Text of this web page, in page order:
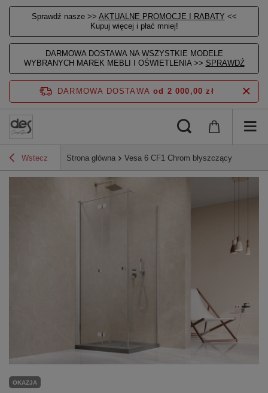
Sprawdź nasze >> AKTUALNE PROMOCJE I RABATY <<
Kupuj więcej i płać mniej!
DARMOWA DOSTAWA NA WSZYSTKIE MODELE
WYBRANYCH MAREK MEBLI I OŚWIETLENIA >> SPRAWDŹ
DARMOWA DOSTAWA od 2 000,00 zł
Wstecz Strona główna Vesa 6 CF1 Chrom błyszczący
OKAZJA